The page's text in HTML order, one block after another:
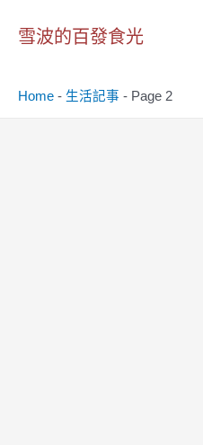
雪波的百發食光
Home - 生活記事 - Page 2